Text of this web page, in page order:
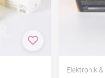
Zur Merkliste
Elektronik &